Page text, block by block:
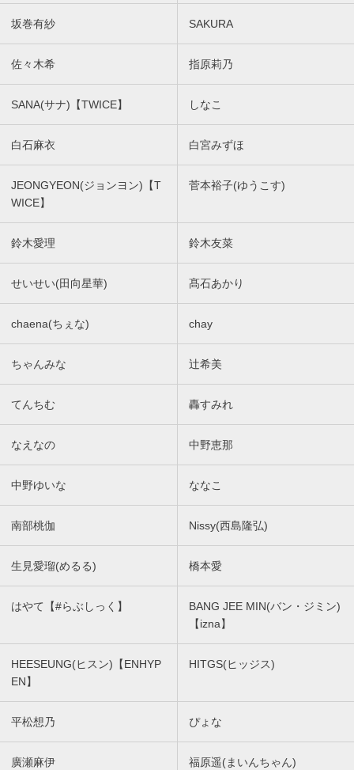
坂巻有紗 SAKURA
佐々木希 指原莉乃
SANA(サナ)【TWICE】 しなこ
白石麻衣 白宮みずほ
JEONGYEON(ジョンヨン)【T
WICE】
菅本裕子(ゆうこす)
鈴木愛理 鈴木友菜
せいせい(田向星華) 髙石あかり
chaena(ちぇな) chay
ちゃんみな 辻希美
てんちむ 轟すみれ
なえなの 中野恵那
中野ゆいな ななこ
南部桃伽 Nissy(西島隆弘)
生見愛瑠(めるる) 橋本愛
はやて【#らぶしっく】
BANG JEE MIN(バン・ジミン)
【izna】
HEESEUNG(ヒスン)【ENHYP
EN】
HITGS(ヒッジス)
平松想乃 ぴょな
廣瀬麻伊 福原遥(まいんちゃん)